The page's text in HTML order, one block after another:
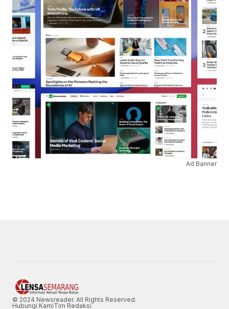
Ad Banner
© 2024 Newsreader. All Rights Reserved.
Hubungi KamiTim Redaksi